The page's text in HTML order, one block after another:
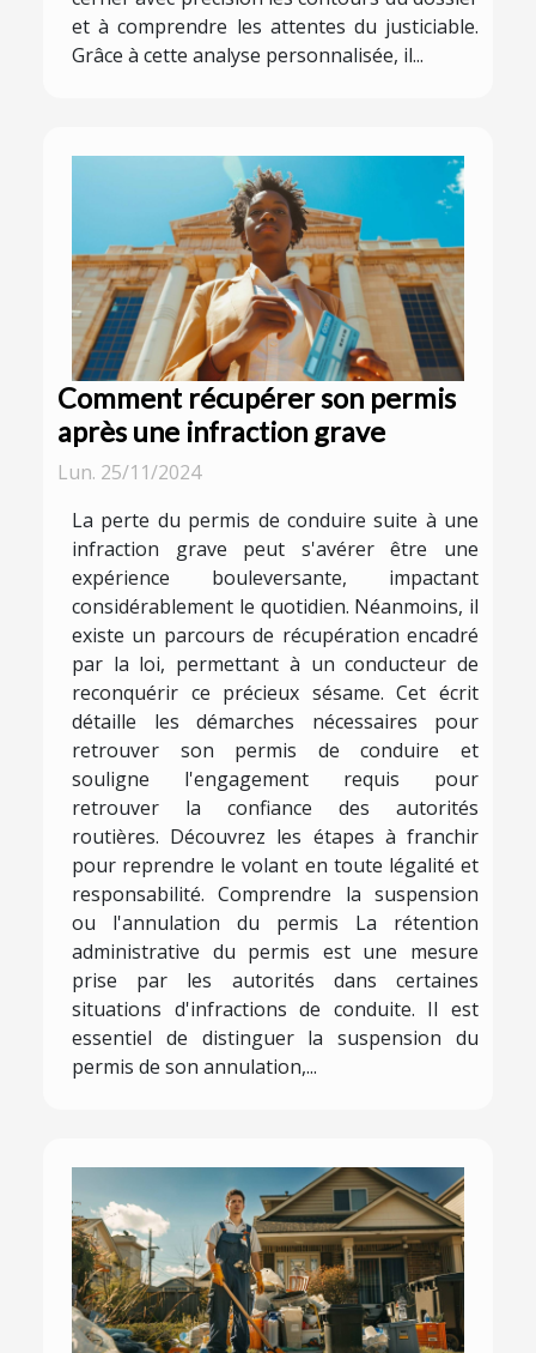
et à comprendre les attentes du justiciable.
Grâce à cette analyse personnalisée, il...
Comment récupérer son permis
après une infraction grave
Lun. 25/11/2024
La perte du permis de conduire suite à une
infraction grave peut s'avérer être une
expérience bouleversante, impactant
considérablement le quotidien. Néanmoins, il
existe un parcours de récupération encadré
par la loi, permettant à un conducteur de
reconquérir ce précieux sésame. Cet écrit
détaille les démarches nécessaires pour
retrouver son permis de conduire et
souligne l'engagement requis pour
retrouver la confiance des autorités
routières. Découvrez les étapes à franchir
pour reprendre le volant en toute légalité et
responsabilité. Comprendre la suspension
ou l'annulation du permis La rétention
administrative du permis est une mesure
prise par les autorités dans certaines
situations d'infractions de conduite. Il est
essentiel de distinguer la suspension du
permis de son annulation,...